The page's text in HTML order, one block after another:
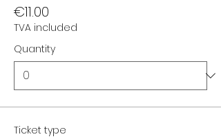
€11.00
TVA included
Quantity
Ticket type